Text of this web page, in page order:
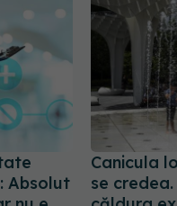
Absolut
Canicula
se